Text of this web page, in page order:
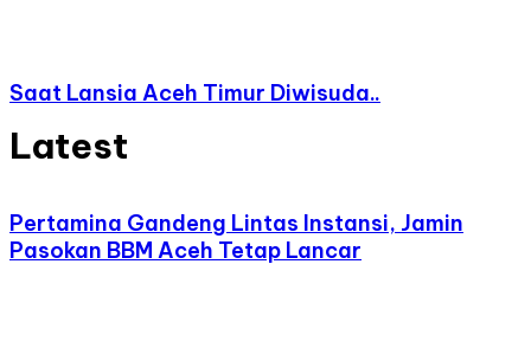
Saat Lansia Aceh Timur Diwisuda..
Latest
Pertamina Gandeng Lintas Instansi, Jamin
Pasokan BBM Aceh Tetap Lancar